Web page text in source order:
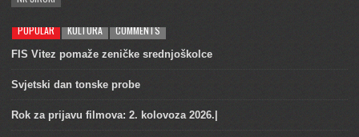
POPULAR KULTURA COMMENTS
FIS Vitez pomaže zeničke srednjoškolce
Svjetski dan tonske probe
Rok za prijavu filmova: 2. kolovoza 2026.|